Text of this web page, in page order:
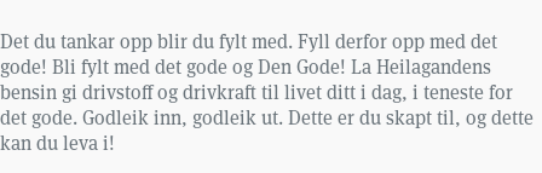
Det du tankar opp blir du fylt med. Fyll derfor opp med det
gode! Bli fylt med det gode og Den Gode! La Heilagandens
bensin gi drivstoff og drivkraft til livet ditt i dag, i teneste for
det gode. Godleik inn, godleik ut. Dette er du skapt til, og dette
kan du leva i!